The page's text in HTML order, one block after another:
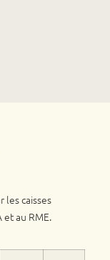
les caisses
et au RME.